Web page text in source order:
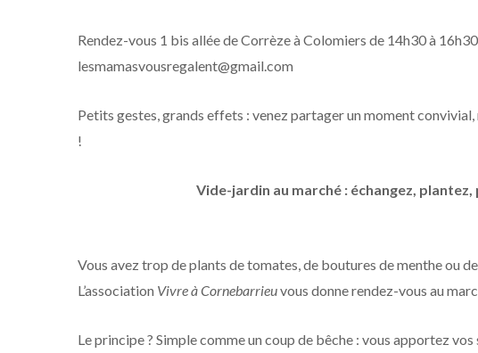
Rendez-vous 1 bis allée de Corrèze à Colomiers de 14h30 à
lesmamasvousregalent@gmail.com
Petits gestes, grands effets : venez partager un moment
!
Vide-jardin au marché : échangez,
Vous avez trop de plants de tomates, de boutures de menthe ou
L’association Vivre à Cornebarrieuvous donne rendez-vous au
Le principe ? Simple comme un coup de bêche : vous apportez